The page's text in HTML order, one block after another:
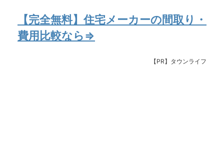
【完全無料】住宅メーカーの間取り・
費用比較なら⇒
【PR】タウンライフ